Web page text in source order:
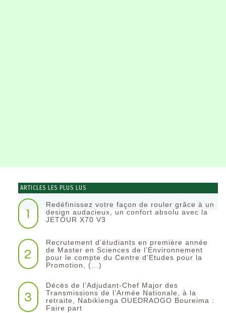
ARTICLES LES PLUS LUS
1
Redéfinissez votre façon de rouler grâce à un
design audacieux, un confort absolu avec la
JETOUR X70 V3
2
Recrutement d’étudiants en première année
de Master en Sciences de l’Environnement
pour le compte du Centre d’Etudes pour la
Promotion, (…)
3
Décès de l’Adjudant-Chef Major des
Transmissions de l’Armée Nationale, à la
retraite, Nabikienga OUEDRAOGO Boureima :
Faire part